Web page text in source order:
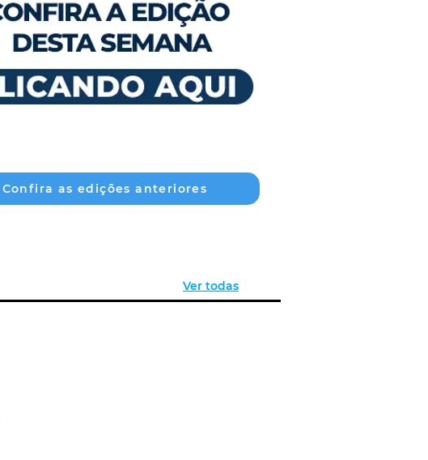
Confira as edições anteriores
Ver todas